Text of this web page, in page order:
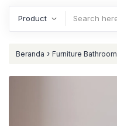
Beranda › Furniture Bathroom